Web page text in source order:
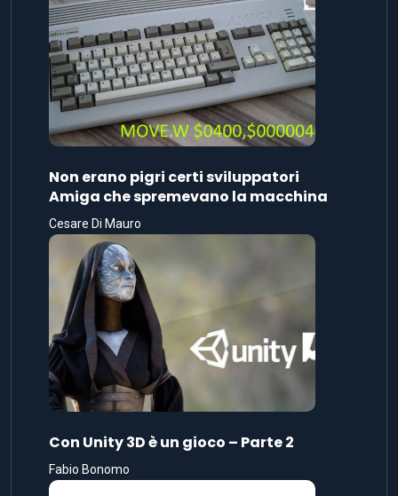
Non erano pigri certi sviluppatori
Amiga che spremevano la macchina
Cesare Di Mauro
Con Unity 3D è un gioco – Parte 2
Fabio Bonomo